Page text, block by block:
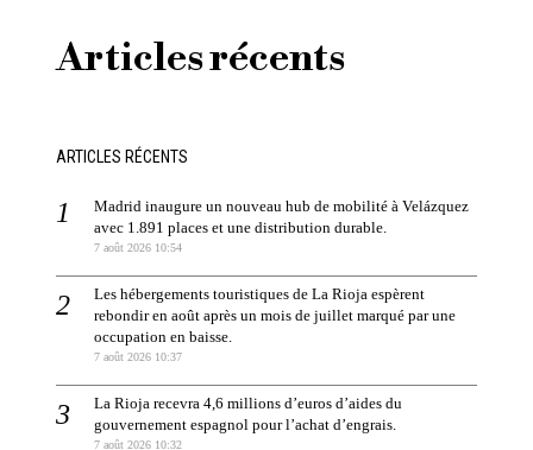
Articles récents
ARTICLES RÉCENTS
Madrid inaugure un nouveau hub de mobilité à Velázquez
avec 1.891 places et une distribution durable.
7 août 2026 10:54
Les hébergements touristiques de La Rioja espèrent
rebondir en août après un mois de juillet marqué par une
occupation en baisse.
7 août 2026 10:37
La Rioja recevra 4,6 millions d’euros d’aides du
gouvernement espagnol pour l’achat d’engrais.
7 août 2026 10:32